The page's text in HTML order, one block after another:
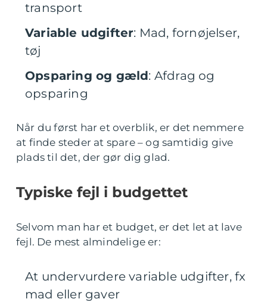
transport
Variable udgifter: Mad, fornøjelser,
tøj
Opsparing og gæld: Afdrag og
opsparing
Når du først har et overblik, er det nemmere
at finde steder at spare – og samtidig give
plads til det, der gør dig glad.
Typiske fejl i budgettet
Selvom man har et budget, er det let at lave
fejl. De mest almindelige er:
At undervurdere variable udgifter, fx
mad eller gaver